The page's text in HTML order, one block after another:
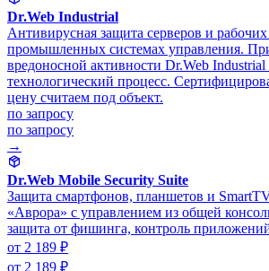
Dr.Web Industrial
Антивирусная защита серверов и
промышленных системах управления.
вредоносной активности Dr.Web
технологический процесс.
цену считаем под объект.
по запросу
по запросу
→
Dr.Web Mobile Security Suite
Защита смартфонов, планшетов и
«Аврора» с управлением из общей
защита от фишинга, контроль
от 2 189 ₽
от 2 189 ₽